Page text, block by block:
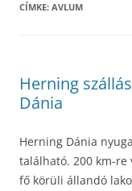
CÍMKE: AVLUM
Herning
Dánia
Herning Dánia
található. 200 km-re
fő körüli állandó